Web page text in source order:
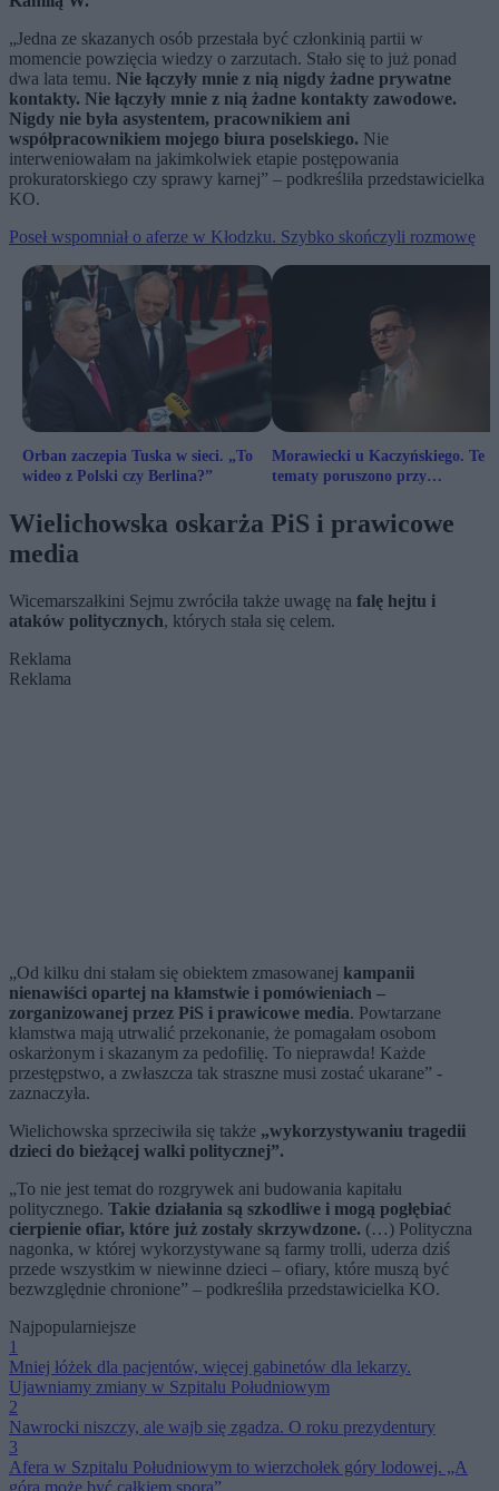
„Jedna ze skazanych osób przestała być członkinią partii w
momencie powzięcia wiedzy o zarzutach. Stało się to już ponad
dwa lata temu. Nie łączyły mnie z nią nigdy żadne prywatne
kontakty. Nie łączyły mnie z nią żadne kontakty zawodowe.
Nigdy nie była asystentem, pracownikiem ani
współpracownikiem mojego biura poselskiego. Nie
interweniowałam na jakimkolwiek etapie postępowania
prokuratorskiego czy sprawy karnej” – podkreśliła przedstawicielka
KO.
Poseł wspomniał o aferze w Kłodzku. Szybko skończyli rozmowę
Orban zaczepia Tuska w sieci. „To
wideo z Polski czy Berlina?”
Morawiecki u Kaczyńskiego. Te
tematy poruszono przy
Wielichowska oskarża PiS i prawicowe
media
Wicemarszałkini Sejmu zwróciła także uwagę na falę hejtu i
ataków politycznych, których stała się celem.
Reklama
Reklama
„Od kilku dni stałam się obiektem zmasowanej kampanii
nienawiści opartej na kłamstwie i pomówieniach –
zorganizowanej przez PiS i prawicowe media. Powtarzane
kłamstwa mają utrwalić przekonanie, że pomagałam osobom
oskarżonym i skazanym za pedofilię. To nieprawda! Każde
przestępstwo, a zwłaszcza tak straszne musi zostać ukarane” -
zaznaczyła.
Wielichowska sprzeciwiła się także „wykorzystywaniu tragedii
dzieci do bieżącej walki politycznej”.
„To nie jest temat do rozgrywek ani budowania kapitału
politycznego. Takie działania są szkodliwe i mogą pogłębiać
cierpienie ofiar, które już zostały skrzywdzone. (…) Polityczna
nagonka, w której wykorzystywane są farmy trolli, uderza dziś
przede wszystkim w niewinne dzieci – ofiary, które muszą być
bezwzględnie chronione” – podkreśliła przedstawicielka KO.
Najpopularniejsze
1
Mniej łóżek dla pacjentów, więcej gabinetów dla lekarzy.
Ujawniamy zmiany w Szpitalu Południowym
2
Nawrocki niszczy, ale wajb się zgadza. O roku prezydentury
3
Afera w Szpitalu Południowym to wierzchołek góry lodowej. „A
góra może być całkiem spora”